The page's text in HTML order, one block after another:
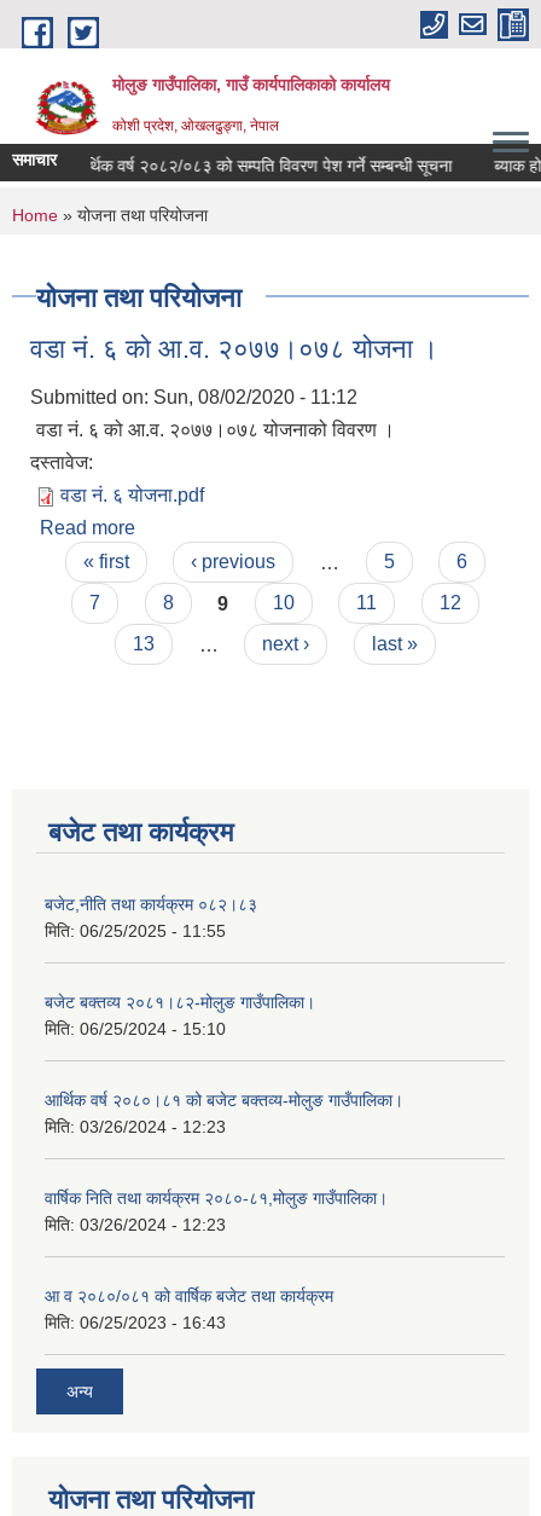
Skip to main content
मोलुङ गाउँपालिका, गाउँ कार्यपालिकाको कार्यालय
कोशी प्रदेश, ओखलढुङ्गा, नेपाल
समाचारआर्थिक वर्ष २०८२/०८३ को सम्पति विवरण पेश गर्ने सम्बन्धी सूचना ब्याक हो-
You are here
Home » योजना तथा परियोजना
योजना तथा परियोजना
वडा नं. ६ को आ.व. २०७७।०७८ योजना ।
Submitted on: Sun, 08/02/2020 - 11:12
वडा नं. ६ को आ.व. २०७७।०७८ योजनाको विवरण ।
दस्तावेज:
वडा नं. ६ योजना.pdf
Read more
Pages
« first ‹ previous 5
6
7
8 9 10 11
12
13
next › last »
बजेट तथा कार्यक्रम
बजेट,नीति तथा कार्यक्रम ०८२।८३
मिति: 06/25/2025 - 11:55
बजेट बक्तव्य २०८१।८२-मोलुङ गाउँपालिका।
मिति: 06/25/2024 - 15:10
आर्थिक वर्ष २०८०।८१ को बजेट बक्तव्य-मोलुङ गाउँपालिका।
मिति: 03/26/2024 - 12:23
वार्षिक निति तथा कार्यक्रम २०८०-८१,मोलुङ गाउँपालिका।
मिति: 03/26/2024 - 12:23
आ व २०८०/०८१ को वार्षिक बजेट तथा कार्यक्रम
मिति: 06/25/2023 - 16:43
अन्य
योजना तथा परियोजना